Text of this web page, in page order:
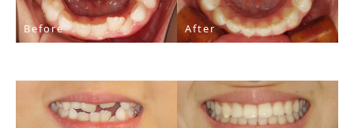
Before After